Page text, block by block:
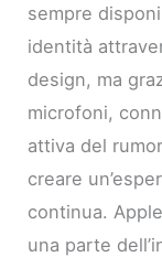
sempre
identità
design, ma
microfoni,
attiva del
creare
continua.
una parte